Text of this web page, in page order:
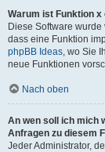
Warum ist Funktion
Diese Software
dass eine Funktion
phpBB Ideas, wo Sie
neue Funktionen
Nach oben
An wen soll ich mich
Anfragen zu diesem
Jeder Administrator,